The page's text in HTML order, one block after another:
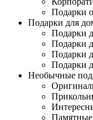
Подарки
Подарки для
Подарки
Подарки
Подарки
Подарки
Необычные